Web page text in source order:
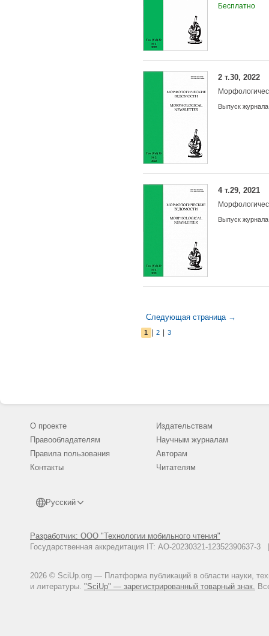
Бесплатно
2 т.30, 2022
Выпуск журнала
4 т.29, 2021
Выпуск журнала
Следующая страница →
1 2 3
О проекте
Правообладателям
Правила пользования
Контакты
Русский
Разработчик: ООО "Технологии мобильного чтения"
Государственная аккредитация IT: АО-20230321-
2026 © SciUp.org — Платформа публикаций в области науки,
и литературы. "SciUp" — зарегистрированный товарный знак.
Издательствам
Научным журналам
Авторам
Читателям